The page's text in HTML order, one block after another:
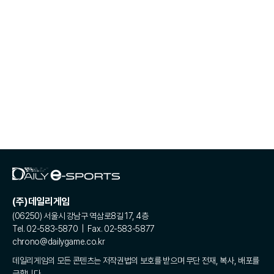
(주)데일리게임
(06250) 서울시 강남구 역삼로8길 17, 4층
Tel. 02-583-5870 | Fax. 02-583-5877
chrono@dailygame.co.kr
데일리게임의 모든 콘텐츠는 저작권법의 보호를 받으며 무단 전재, 복사, 배포를